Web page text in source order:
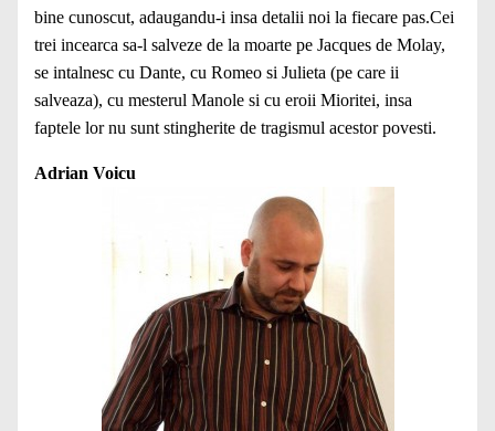
bine cunoscut, adaugandu-i insa detalii noi la fiecare pas.Cei
trei incearca sa-l salveze de la moarte pe Jacques de Molay,
se intalnesc cu Dante, cu Romeo si Julieta (pe care ii
salveaza), cu mesterul Manole si cu eroii Mioritei, insa
faptele lor nu sunt stingherite de tragismul acestor povesti.
Adrian Voicu